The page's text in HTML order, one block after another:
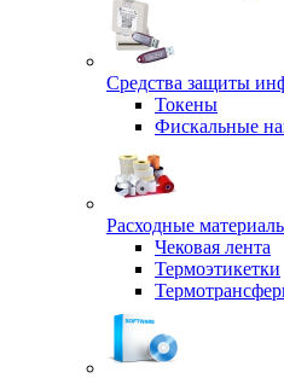
Средства защиты
Токены
Фискальные
Расходные
Чековая лента
Термоэтикетки